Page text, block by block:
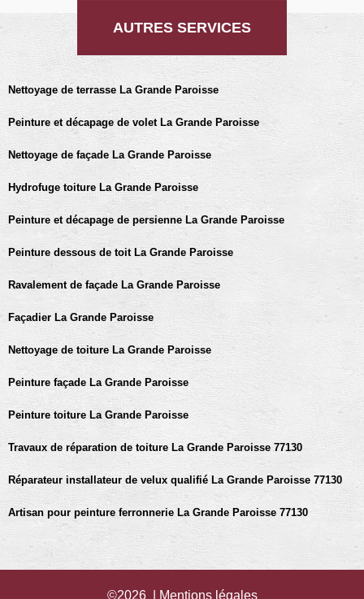
AUTRES SERVICES
Nettoyage de terrasse La Grande Paroisse
Peinture et décapage de volet La Grande Paroisse
Nettoyage de façade La Grande Paroisse
Hydrofuge toiture La Grande Paroisse
Peinture et décapage de persienne La Grande Paroisse
Peinture dessous de toit La Grande Paroisse
Ravalement de façade La Grande Paroisse
Façadier La Grande Paroisse
Nettoyage de toiture La Grande Paroisse
Peinture façade La Grande Paroisse
Peinture toiture La Grande Paroisse
Travaux de réparation de toiture La Grande Paroisse 77130
Réparateur installateur de velux qualifié La Grande Paroisse 77130
Artisan pour peinture ferronnerie La Grande Paroisse 77130
©2026 | Mentions légales